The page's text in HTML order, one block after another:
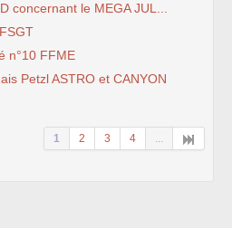
concernant le MEGA JUL...
n°10 FFME
Petzl ASTRO et CANYON
1 2 3 4 ...